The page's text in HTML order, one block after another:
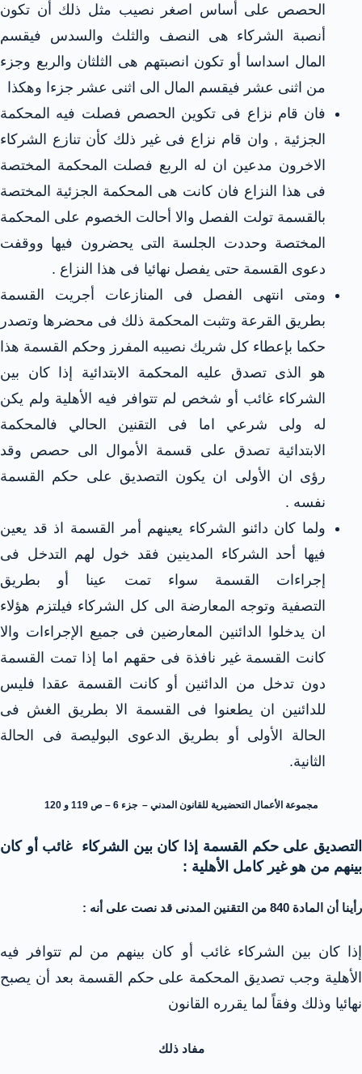
الحصص على أساس اصغر نصيب مثل ذلك أن تكون
أنصبة الشركاء هى النصف والثلث والسدس فيقسم
المال اسداسا أو تكون انصبتهم هى الثلثان والربع وجزء
من اثنى عشر فيقسم المال الى اثنى عشر جزءا وهكذا
فان قام نزاع فى تكوين الحصص فصلت فيه المحكمة
الجزئية , وان قام نزاع فى غير ذلك كأن تنازع الشركاء
الاخرون مدعين ان له الربع فصلت المحكمة المختصة
فى هذا النزاع فان كانت هى المحكمة الجزئية المختصة
بالقسمة تولت الفصل والا أحالت الخصوم على المحكمة
المختصة وحددت الجلسة التى يحضرون فيها ووقفت
دعوى القسمة حتى يفصل نهائيا فى هذا النزاع .
ومتى انتهى الفصل فى المنازعات أجريت القسمة
بطريق القرعة وتثبت المحكمة ذلك فى محضرها وتصدر
حكما بإعطاء كل شريك نصيبه المفرز وحكم القسمة هذا
هو الذى تصدق عليه المحكمة الابتدائية إذا كان بين
الشركاء غائب أو شخص لم تتوافر فيه الأهلية ولم يكن
له ولى شرعي اما فى التقنين الحالي فالمحكمة
الابتدائية تصدق على قسمة الأموال الى حصص وقد
رؤى ان الأولى ان يكون التصديق على حكم القسمة
نفسه .
ولما كان دائنو الشركاء يعينهم أمر القسمة اذ قد يعين
فيها أحد الشركاء المدينين فقد خول لهم التدخل فى
إجراءات القسمة سواء تمت عينا أو بطريق
التصفية وتوجه المعارضة الى كل الشركاء فيلتزم هؤلاء
ان يدخلوا الدائنين المعارضين فى جميع الإجراءات والا
كانت القسمة غير نافذة فى حقهم اما إذا تمت القسمة
دون تدخل من الدائنين أو كانت القسمة عقدا فليس
للدائنين ان يطعنوا فى القسمة الا بطريق الغش فى
الحالة الأولى أو بطريق الدعوى البوليصة فى الحالة
الثانية.
مجموعة الأعمال التحضيرية للقانون المدني – جزء 6 – ص 119 و 120
التصديق على حكم القسمة إذا كان بين الشركاء غائب أو كان
بينهم من هو غير كامل الأهلية :
رأينا أن المادة 840 من التقنين المدنى قد نصت على أنه :
إذا كان بين الشركاء غائب أو كان بينهم من لم تتوافر فيه
الأهلية وجب تصديق المحكمة على حكم القسمة بعد أن يصبح
نهائيا وذلك وفقاً لما يقرره القانون
مفاد ذلك